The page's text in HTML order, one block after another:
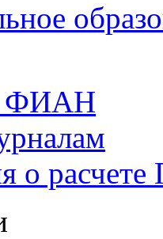
ФИАН
о